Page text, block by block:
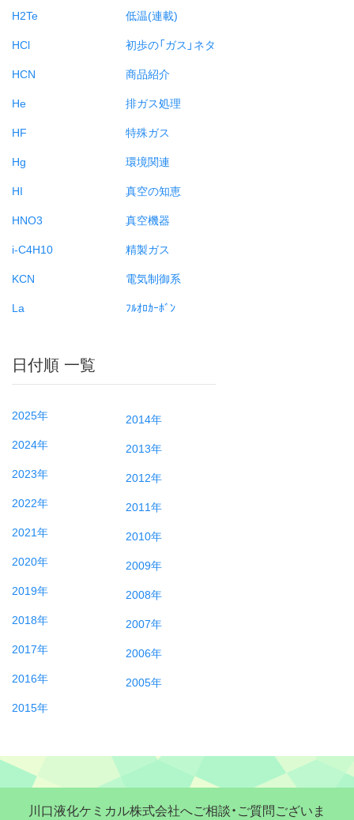
H2Te
HCl
HCN
He
HF
Hg
HI
HNO3
i-C4H10
KCN
La
低温(連載)
初歩の「ガス」ネタ
商品紹介
排ガス処理
特殊ガス
環境関連
真空の知恵
真空機器
精製ガス
電気制御系
ﾌﾙｵﾛｶｰﾎﾞﾝ
日付順 一覧
2025年
2024年
2023年
2022年
2021年
2020年
2019年
2018年
2017年
2016年
2015年
2014年
2013年
2012年
2011年
2010年
2009年
2008年
2007年
2006年
2005年
川口液化ケミカル株式会社へご相談・ご質問ございま